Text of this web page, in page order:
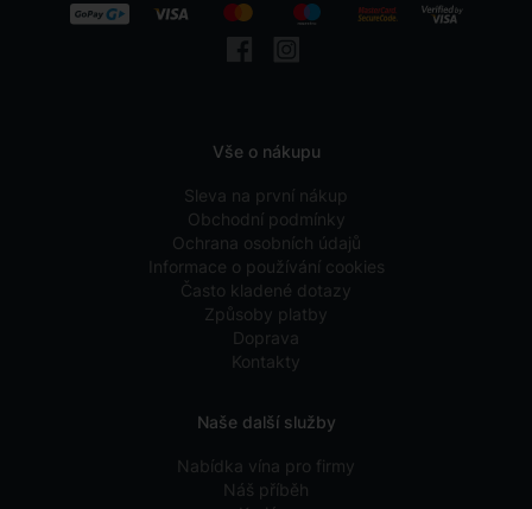
Vše o nákupu
Sleva na první nákup
Obchodní podmínky
Ochrana osobních údajů
Informace o používání cookies
Často kladené dotazy
Způsoby platby
Doprava
Kontakty
Naše další služby
Nabídka vína pro firmy
Náš příběh